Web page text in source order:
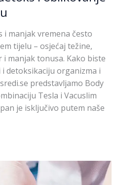
i manjak vremena često
tijelu – osjećaj težine,
manjak tonusa. Kako biste
detoksikaciju organizma i
predstavljamo Body
Tesla i Vacuslim
je isključivo putem naše